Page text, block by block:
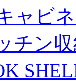
ャビ
チン